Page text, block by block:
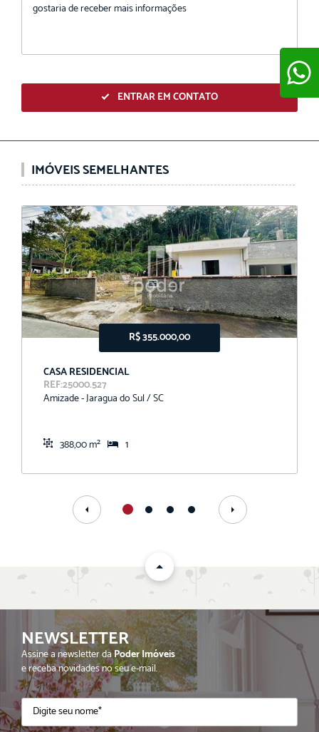
ENTRAR EM CONTATO
IMÓVEIS SEMELHANTES
R$ 355.000,00
CASA RESIDENCIAL
REF:25000.527
Amizade - Jaragua do Sul / SC
388,00 m² 1
NEWSLETTER
Assine a newsletter daPoder Imóveis
e receba novidades no seu e-mail.